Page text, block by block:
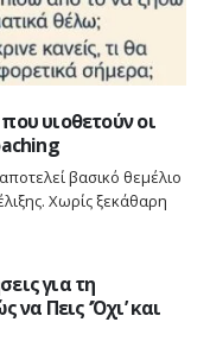
υιοθετούν οι
βασικό θεμέλιο
Χωρίς ξεκάθαρη
για τη
να Πεις ‘Όχι’ και